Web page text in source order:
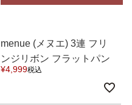
menue (メヌエ) 3連 フリ
ンジリボン フラットパン
プス 送料無料
¥4,999税込